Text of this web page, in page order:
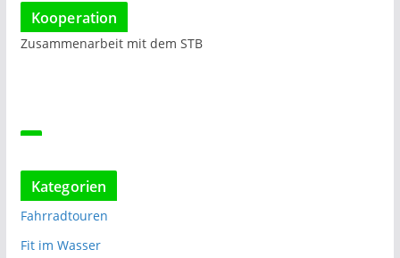
Kooperation
Zusammenarbeit mit dem STB
Kategorien
Fahrradtouren
Fit im Wasser